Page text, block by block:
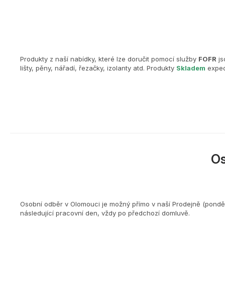
Produkty z naší nabídky, které lze doručit pomocí služby FOFR
lišty, pěny, nářadí, řezačky, izolanty atd. Produkty Skladem
Osobní odběr v Olomouci je možný přímo v naší Prodejně
následující pracovní den, vždy po předchozí domluvě.